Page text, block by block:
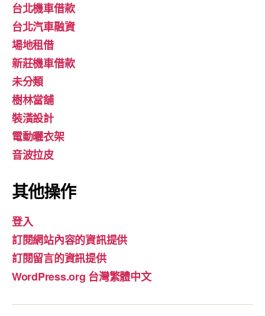
台北機車借款
台北汽車融資
場地租借
新莊機車借款
未分類
樹林當舖
裝潢設計
電動曬衣架
音波拉皮
其他操作
登入
訂閱網站內容的資訊提供
訂閱留言的資訊提供
WordPress.org 台灣繁體中文